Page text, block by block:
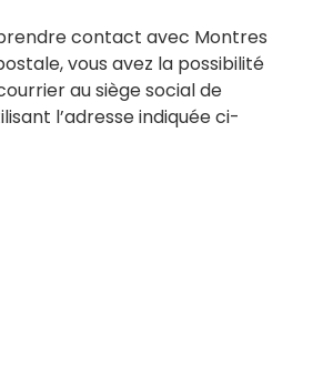
contact avec Montres
vous avez la possibilité
au siège social de
l’adresse indiquée ci-